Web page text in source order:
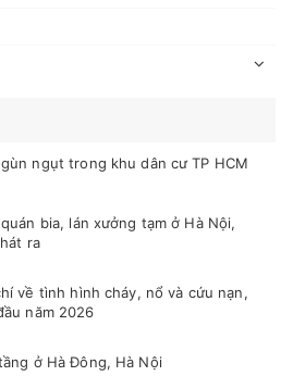
ngụt trong khu dân cư TP HCM
bia, lán xưởng tạm ở Hà Nội,
ra
về tình hình cháy, nổ và cứu nạn,
năm 2026
ở Hà Đông, Hà Nội